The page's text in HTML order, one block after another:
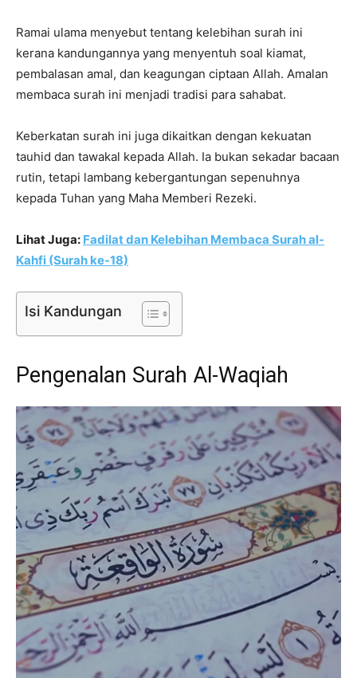
Ramai ulama menyebut tentang kelebihan surah ini
kerana kandungannya yang menyentuh soal kiamat,
pembalasan amal, dan keagungan ciptaan Allah. Amalan
membaca surah ini menjadi tradisi para sahabat.
Keberkatan surah ini juga dikaitkan dengan kekuatan
tauhid dan tawakal kepada Allah. Ia bukan sekadar bacaan
rutin, tetapi lambang kebergantungan sepenuhnya
kepada Tuhan yang Maha Memberi Rezeki.
Lihat Juga: Fadilat dan Kelebihan Membaca Surah al-
Kahfi (Surah ke-18)
Isi Kandungan
Pengenalan Surah Al-Waqiah